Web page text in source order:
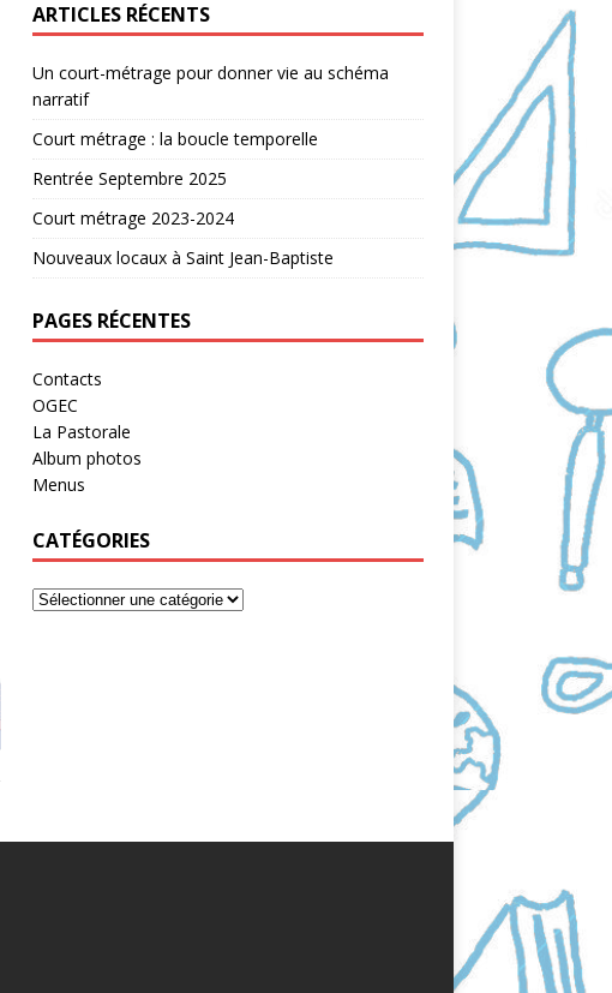
ARTICLES RÉCENTS
Un court-métrage pour donner vie au schéma
narratif
Court métrage : la boucle temporelle
Rentrée Septembre 2025
Court métrage 2023-2024
Nouveaux locaux à Saint Jean-Baptiste
PAGES RÉCENTES
Contacts
OGEC
La Pastorale
Album photos
Menus
CATÉGORIES